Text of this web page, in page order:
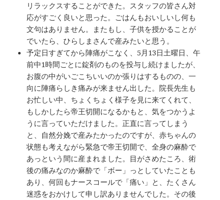
リラックスすることができた。スタッフの皆さん対
応がすごく良いと思った。ごはんもおいしいし何も
文句はありません。またもし、子供を授かることが
でいたら、ひらしまさんで産みたいと思う。
予定日すぎてから陣痛がこなく、5月13日土曜日、午
前中1時間ごとに錠剤のものを投与し続けましたが、
お腹の中がいごこちいいのか張りはするものの、一
向に陣痛らしき痛みが来ません出した。院長先生も
お忙しい中、ちょくちょく様子を見に来てくれて、
もしかしたら帝王切開になるかもと、気をつかうよ
うに言っていただけました。正直に言ってしまう
と、自然分娩で産みたかったのですが、赤ちゃんの
状態も考えながら緊急で帝王切開で、全身の麻酔で
あっという間に産まれました。目がさめたころ、術
後の痛みなのか麻酔で「ボー」っとしていたことも
あり、何回もナースコールで「痛い」と、たくさん
迷惑をおかけして申し訳ありませんでした。その後